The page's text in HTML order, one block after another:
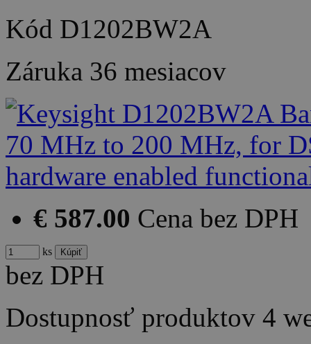
Kód D1202BW2A
Záruka 36 mesiacov
€ 587.00 Cena bez DPH
ks
bez DPH
Dostupnosť produktov 4